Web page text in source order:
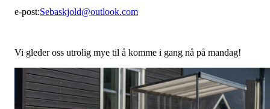
e-post:Sebaskjold@outlook.com
Vi gleder oss utrolig mye til å komme i gang nå på mandag!